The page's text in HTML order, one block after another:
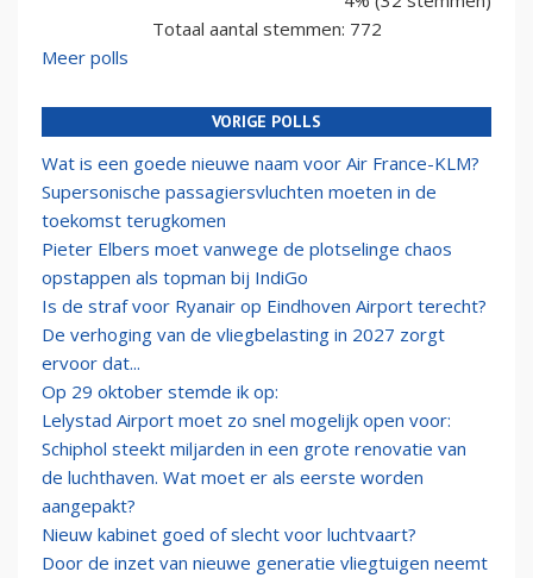
Totaal aantal stemmen: 772
Meer polls
VORIGE POLLS
Wat is een goede nieuwe naam voor Air France-KLM?
Supersonische passagiersvluchten moeten in de
toekomst terugkomen
Pieter Elbers moet vanwege de plotselinge chaos
opstappen als topman bij IndiGo
Is de straf voor Ryanair op Eindhoven Airport terecht?
De verhoging van de vliegbelasting in 2027 zorgt
ervoor dat...
Op 29 oktober stemde ik op:
Lelystad Airport moet zo snel mogelijk open voor:
Schiphol steekt miljarden in een grote renovatie van
de luchthaven. Wat moet er als eerste worden
aangepakt?
Nieuw kabinet goed of slecht voor luchtvaart?
Door de inzet van nieuwe generatie vliegtuigen neemt